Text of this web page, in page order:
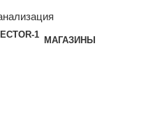
МАГАЗИНЫ